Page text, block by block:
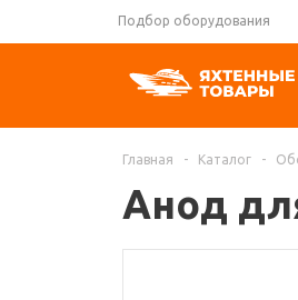
Подбор оборудования
Главная - Каталог -
Анод